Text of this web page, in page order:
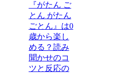
『がたん ご
とん がたん
ごとん』は0
歳から楽し
める？読み
聞かせのコ
ツと反応の